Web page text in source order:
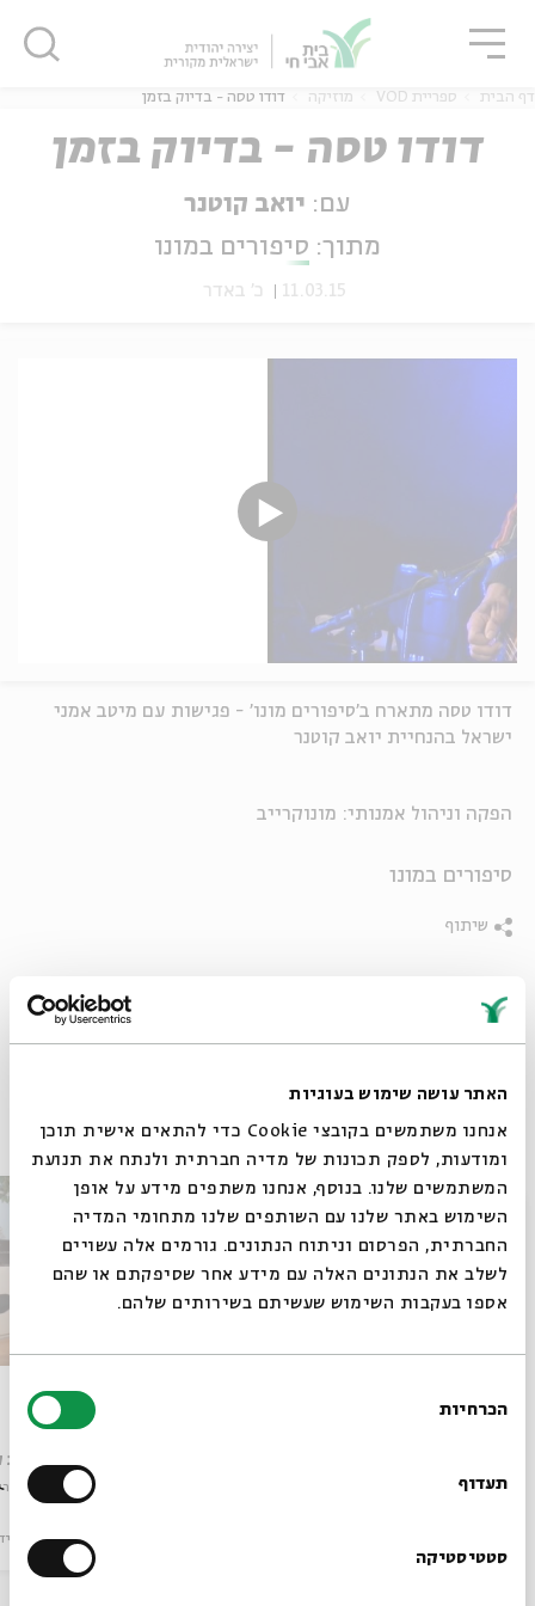
האתר עושה שימוש בעוגיות
אנחנו משתמשים בקובצי Cookie כדי להתאים אישית תוכן
ומודעות, לספק תכונות של מדיה חברתית ולנתח את תנועת
המשתמשים שלנו. בנוסף, אנחנו משתפים מידע על אופן
השימוש באתר שלנו עם השותפים שלנו מתחומי המדיה
החברתית, הפרסום וניתוח הנתונים. גורמים אלה עשויים
לשלב את הנתונים האלה עם מידע אחר שסיפקתם או שהם
אספו בעקבות השימוש שעשיתם בשירותים שלהם.
הסכמה
הכרחיות
תעדוף
סטטיסטיקה
אנגלית
דף הבית ספריית VOD מוזיקה דודו טסה - בדיוק בזמן
דודו טסה - בדיוק בזמן
עם: יואב קוטנר
מתוך: סיפורים במונו
11.03.15 כ' באדר
דודו טסה מתארח ב'סיפורים מונו' - פגישות עם מיטב אמני
ישראל בהנחיית יואב קוטנר
הפקה וניהול אמנותי: מונוקרייב
סיפורים במונו
שיתוף
תגיות:
פרקים נוספים בסדרה
מתוך:
דרכנו
מתוך:
מוזיקה
סגור
סגור